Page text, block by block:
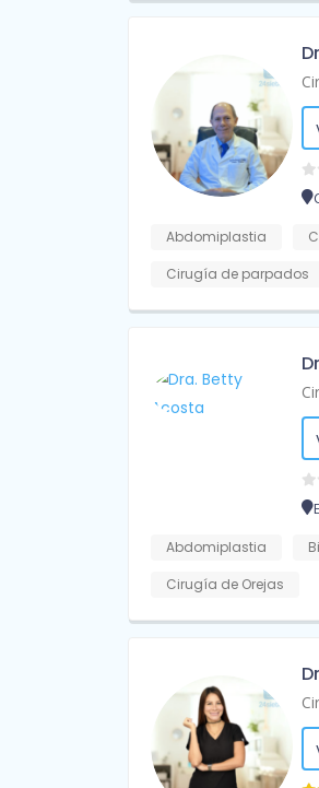
Abdomiplastia
Cirugía de parpados
Abdomiplastia
Cirugía de Orejas